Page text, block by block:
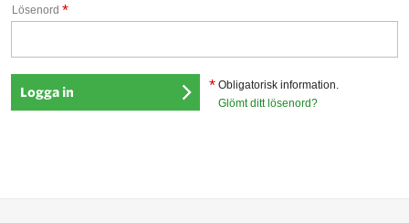
Lösenord *
* Obligatorisk information.
Glömt ditt lösenord?